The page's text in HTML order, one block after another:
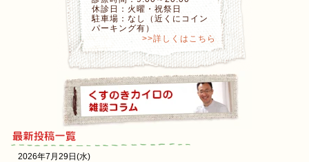
休診日：火曜・祝祭日
駐車場：なし（近くにコイン
パーキング有）
>>詳しくはこちら
2026年7月29日(水)